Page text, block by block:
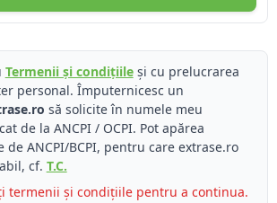
Termenii și condițiileși cu prelucrarea
personal. Împuternicesc un
să solicite în numele meu
de la ANCPI / OCPI. Pot apărea
ANCPI/BCPI, pentru care extrase.ro
cf. T.C.
termenii și condițiile pentru a continua.